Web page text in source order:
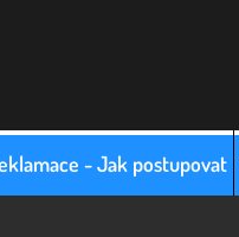
- Jak postupovat